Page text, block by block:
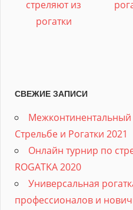
СВЕЖИЕ ЗАПИСИ
Стрельбе и Рогатки 2021
Онлайн турнир по
ROGATKA 2020
Универсальная
профессионалов и